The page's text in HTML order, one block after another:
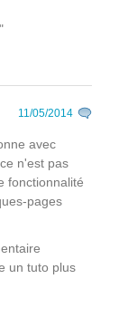
11/05/2014
avec
n'est pas
fonctionnalité
pages
un tuto plus